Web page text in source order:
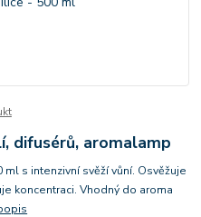
difusérů, aromalamp
s intenzivní svěží vůní. Osvěžuje
koncentraci. Vhodný do aroma